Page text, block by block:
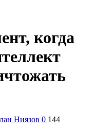
когда
Ниязов 0 144